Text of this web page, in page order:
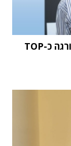
מחקר STKI השנתי: וואן טכנולוגיות דורגה כ-TOP